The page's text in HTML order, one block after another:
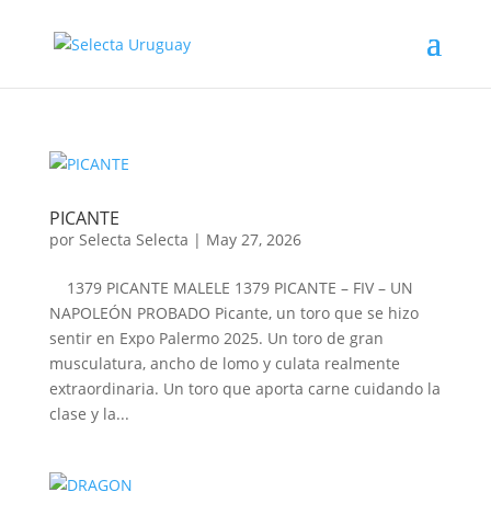
PICANTE
por Selecta Selecta | May 27, 2026
1379 PICANTE MALELE 1379 PICANTE – FIV – UN
NAPOLEÓN PROBADO Picante, un toro que se hizo
sentir en Expo Palermo 2025. Un toro de gran
musculatura, ancho de lomo y culata realmente
extraordinaria. Un toro que aporta carne cuidando la
clase y la...